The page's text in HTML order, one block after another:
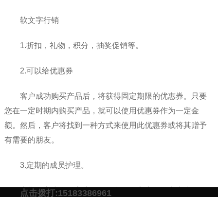
软文字行销
1.折扣，礼物，积分，抽奖促销等。
2.可以给优惠券
客户成功购买产品后，将获得固定期限的优惠券。只要
您在一定时期内购买产品，就可以使用优惠券作为一定金
额。然后，客户将找到一种方式来使用此优惠券或将其赠予
有需要的朋友。
3.定期的成员护理。
定期向客户发送客户服务信息，向客户发送客户喜欢的
点击拨打:15183386961